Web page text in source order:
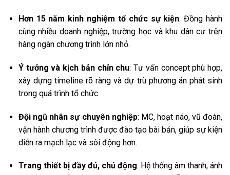
Hơn 15 năm kinh nghiệm tổ chức sự kiện: Đồng hành
cùng nhiều doanh nghiệp, trường học và khu dân cư trên
hàng ngàn chương trình lớn nhỏ.
Ý tưởng và kịch bản chỉn chu: Tư vấn concept phù hợp,
xây dựng timeline rõ ràng và dự trù phương án phát sinh
trong quá trình tổ chức.
Đội ngũ nhân sự chuyên nghiệp: MC, hoạt náo, vũ đoàn,
vận hành chương trình được đào tạo bài bản, giúp sự kiện
diễn ra mạch lạc và sôi động hơn.
Trang thiết bị đầy đủ, chủ động: Hệ thống âm thanh, ánh